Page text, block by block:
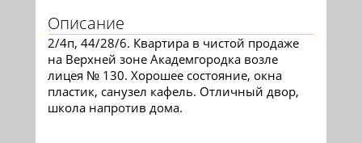
Описание
2/4п, 44/28/6. Квартира в чистой продаже
на Верхней зоне Академгородка возле
лицея № 130. Хорошее состояние, окна
пластик, санузел кафель. Отличный двор,
школа напротив дома.